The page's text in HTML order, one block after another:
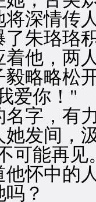
深情传
珞珞积
他，两
略松开
你！"
，有力
发间，
能再见
中的人
？